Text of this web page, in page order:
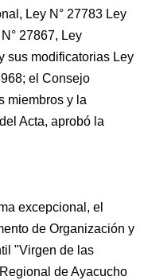
Ley N° 27783 Ley
27867, Ley
sus modificatorias Ley
el Consejo
miembros y la
Acta, aprobó la
excepcional, el
de Organización y
"Virgen de las
de Ayacucho